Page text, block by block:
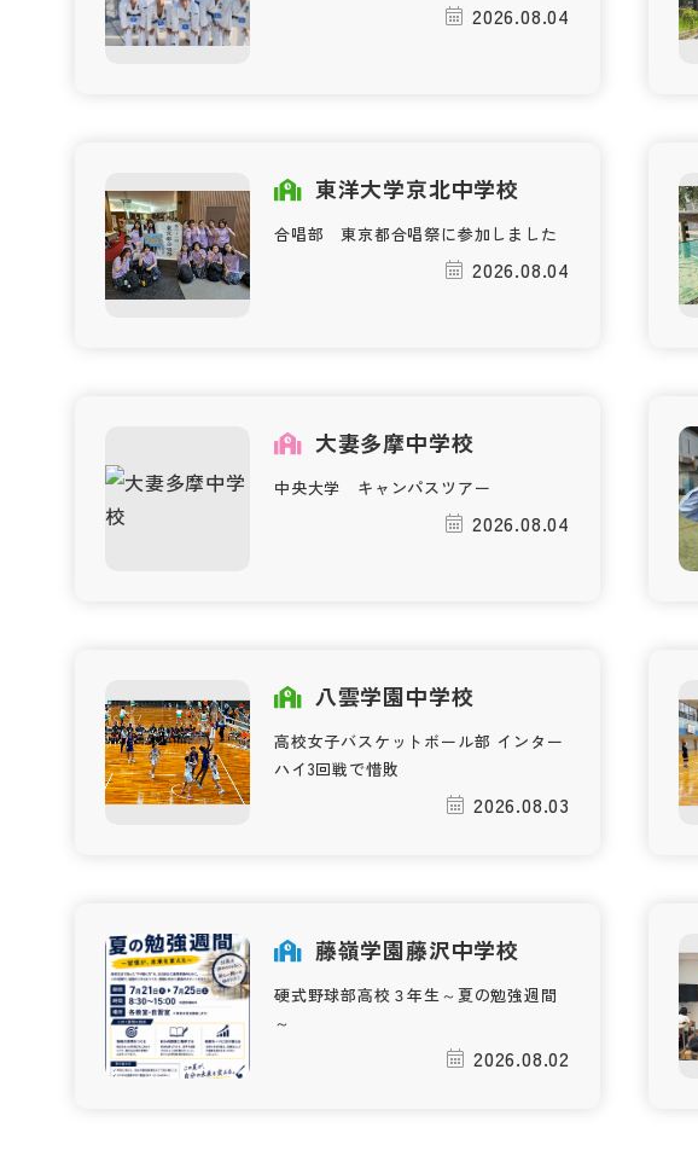
2026.08.04
東洋大学京北中学校
合唱部 東京都合唱祭に参加しました
2026.08.04
大妻多摩中学校
中央大学 キャンパスツアー
2026.08.04
八雲学園中学校
高校女子バスケットボール部 インター
ハイ3回戦で惜敗
2026.08.03
藤嶺学園藤沢中学校
硬式野球部高校３年生～夏の勉強週間
～
2026.08.02